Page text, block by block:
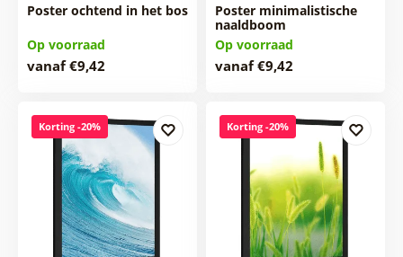
Poster ochtend in het bos
Op voorraad
vanaf €9,42
Poster minimalistische
naaldboom
Op voorraad
vanaf €9,42
Korting -20% Korting -20%